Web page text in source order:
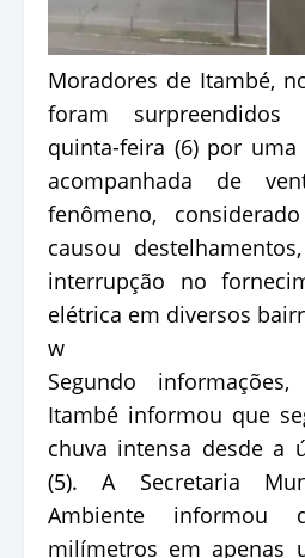
Moradores de Itambé,
foram
quinta-feira (6) por uma
acompanhada de
fenômeno,
causou
interrupção no
elétrica em diversos
w
Segundo
Itambé informou que
chuva intensa desde a
(5). A Secretaria
Ambiente informou
milímetros em apenas